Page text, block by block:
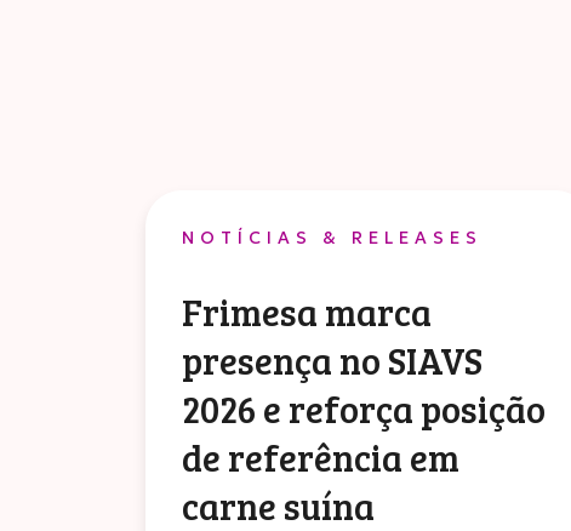
NOTÍCIAS & RELEASES
Frimesa marca
presença no SIAVS
2026 e reforça posição
de referência em
carne suína